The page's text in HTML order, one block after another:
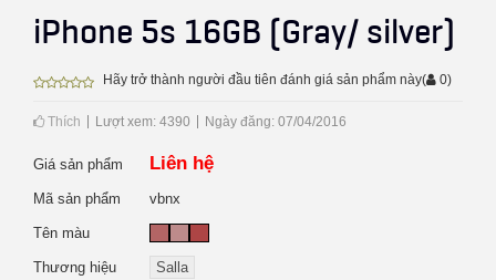
iPhone 5s 16GB (Gray/ silver)
Hãy trở thành người đầu tiên đánh giá sản phẩm này( 0)
Thích Lượt xem: 4390 Ngày đăng: 07/04/2016
Giá sản phẩm Liên hệ
Mã sản phẩm vbnx
Tên màu
Thương hiệu Salla